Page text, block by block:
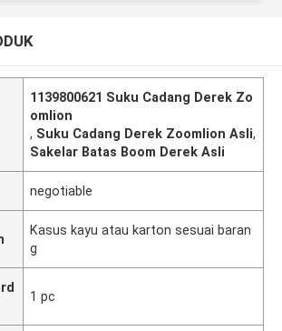
1139800621 Suku Cadang Derek Zo
omlion
, Suku Cadang Derek Zoomlion Asli,
Sakelar Batas Boom Derek Asli
negotiable
Kasus kayu atau karton sesuai baran
g
1 pc